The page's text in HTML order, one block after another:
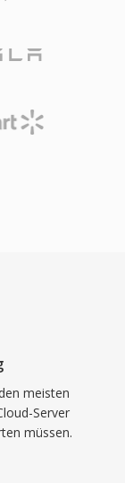
meisten
Server
müssen.